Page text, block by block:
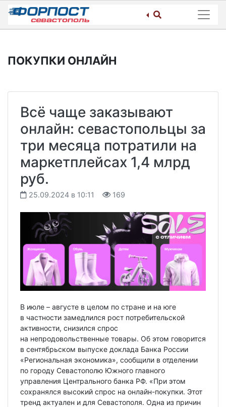
Skip
content
ПОКУПКИ ОНЛАЙН
Всё чаще заказывают
онлайн: севастопольцы за
три месяца потратили на
маркетплейсах 1,4 млрд
руб.
25.09.2024 в 10:11 169
В июле – августе в целом по стране и на юге
в частности замедлился рост потребительской
активности, снизился спрос
на непродовольственные товары. Об этом говорится
в сентябрьском выпуске доклада Банка России
«Региональная экономика», сообщили в отделении
по городу Севастополю Южного главного
управления Центрального банка РФ. «При этом
сохранялся высокий спрос на онлайн-покупки. Этот
тренд актуален и для Севастополя. Одна из причин